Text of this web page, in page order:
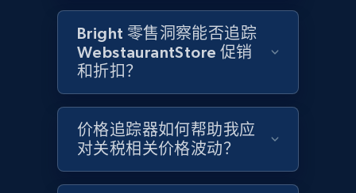
URL, Domain, Country code, Model number,
Sku, Product id, Product name, Manufacturer,
and more.
2.1K+ 355+ 立即开始
Home Depot US - Gather data on products
Bright 零售洞察能否追踪
WebstaurantStore 促销
和折扣？
价格追踪器如何帮助我应
对关税相关价格波动？